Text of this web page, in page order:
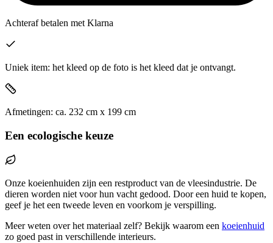
Achteraf betalen met Klarna
Uniek item: het kleed op de foto is het kleed dat je ontvangt.
Afmetingen: ca. 232 cm x 199 cm
Een ecologische keuze
Onze koeienhuiden zijn een restproduct van de vleesindustrie. De
dieren worden niet voor hun vacht gedood. Door een huid te kopen,
geef je het een tweede leven en voorkom je verspilling.
Meer weten over het materiaal zelf? Bekijk waarom een koeienhuid
zo goed past in verschillende interieurs.